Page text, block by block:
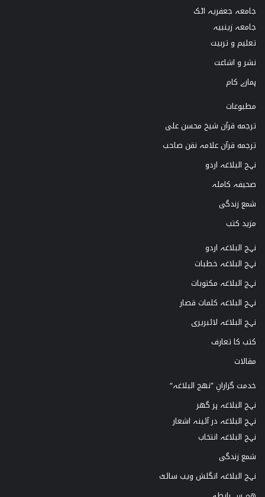
جامعہ جعفریہ اٹک
جامعہ زینبیہ
تعلیم و تربیت
نشر و اشاعت
ہمارے کام
مطبوعات
ترجمه قرآن شیخ محسن علی
ترجمه قرآن علامہ نقن صاحب
نہج البلاغہ اردو
صحیفہ کاملہ
شمع زندگی
مزید کتب
نہج البلاغہ اردو
نہج البلاغہ خطبات
نہج البلاغہ مکتوبات
نہج البلاغہ کلمات قصار
نہج البلاغہ لائبریری
کتب کا تعارف
مقالات
خدمت گزارانِ ”نھج البلاغہ“
نہج البلاغہ ہر گھر
نہج البلاغہ در آئینہ اشعار
نہج البلاغہ انتخاب
شمع زندگی
نہج البلاغہ انگلش ویب سائٹ